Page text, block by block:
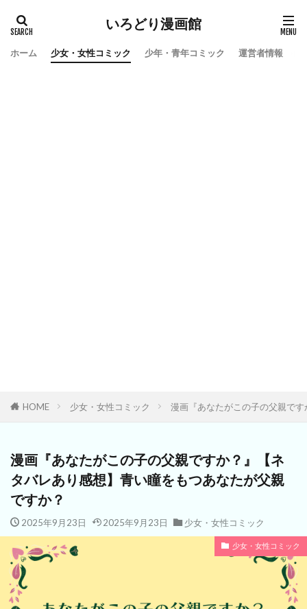
いろどり漫画館
ホーム 少女・女性コミック 少年・青年コミック 運営者情報
HOME 少女・女性コミック 漫画『あなたがこの子の父親で
漫画『あなたがこの子の父親ですか？』【ネ
タバレあり感想】青い瞳をもつあなたが父親
ですか？
2025年9月23日 2025年9月23日 少女・女性コミック
少女・女性コミック